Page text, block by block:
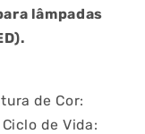
lâmpadas
de Cor:
de Vida: